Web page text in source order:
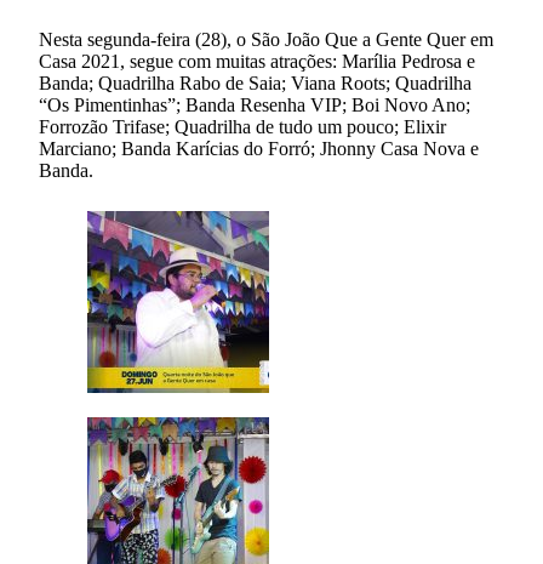
Nesta segunda-feira (28), o São João Que a Gente Quer em
Casa 2021, segue com muitas atrações: Marília Pedrosa e
Banda; Quadrilha Rabo de Saia; Viana Roots; Quadrilha
“Os Pimentinhas”; Banda Resenha VIP; Boi Novo Ano;
Forrozão Trifase; Quadrilha de tudo um pouco; Elixir
Marciano; Banda Karícias do Forró; Jhonny Casa Nova e
Banda.